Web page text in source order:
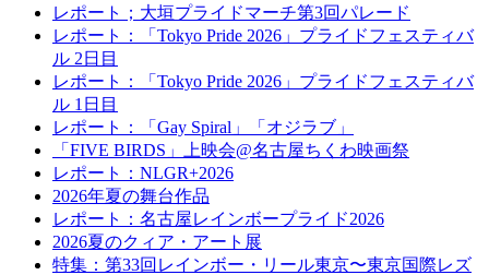
レポート；大垣プライドマーチ第3回パレード
レポート：「Tokyo Pride 2026」プライドフェスティバ
ル 2日目
レポート：「Tokyo Pride 2026」プライドフェスティバ
ル 1日目
レポート：「Gay Spiral」「オジラブ」
「FIVE BIRDS」上映会@名古屋ちくわ映画祭
レポート：NLGR+2026
2026年夏の舞台作品
レポート：名古屋レインボープライド2026
2026夏のクィア・アート展
特集：第33回レインボー・リール東京〜東京国際レズ